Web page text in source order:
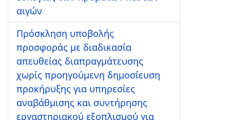
αιγών
Πρόσκληση υποβολής
προσφοράς με διαδικασία
απευθείας διαπραγμάτευσης
χωρίς προηγούμενη δημοσίευση
προκήρυξης για υπηρεσίες
αναβάθμισης και συντήρησης
εργαστηριακού εξοπλισμού για